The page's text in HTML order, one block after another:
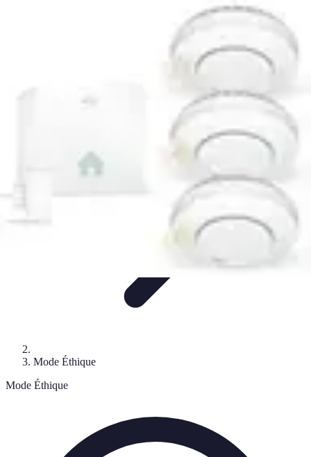
Mode Professionnelle
Mode
Mode Éthique
Mode Éthique